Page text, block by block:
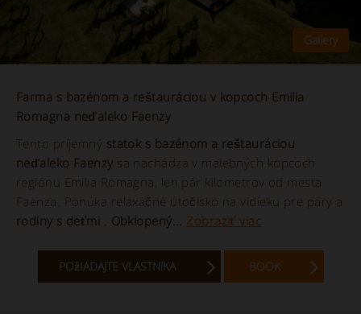
Farma s bazénom a reštauráciou v kopcoch Emilia
Romagna neďaleko Faenzy
Tento príjemný statok s bazénom a reštauráciou
neďaleko Faenzy sa nachádza v malebných kopcoch
regiónu Emilia Romagna, len pár kilometrov od mesta
Faenza. Ponúka relaxačné útočisko na vidieku pre páry a
rodiny s deťmi
Obklopený... Zobraziť viac
POžIADAJTE VLASTNíKA BOOK